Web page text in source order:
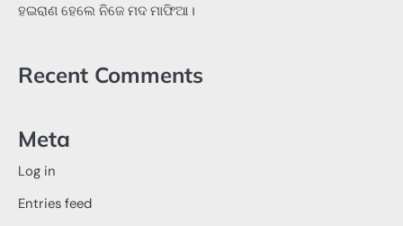
ହଇରାଣ ହେଲେ ନିଜେ ମଦ ମାଫିଆ।
Recent Comments
Meta
Log in
Entries feed